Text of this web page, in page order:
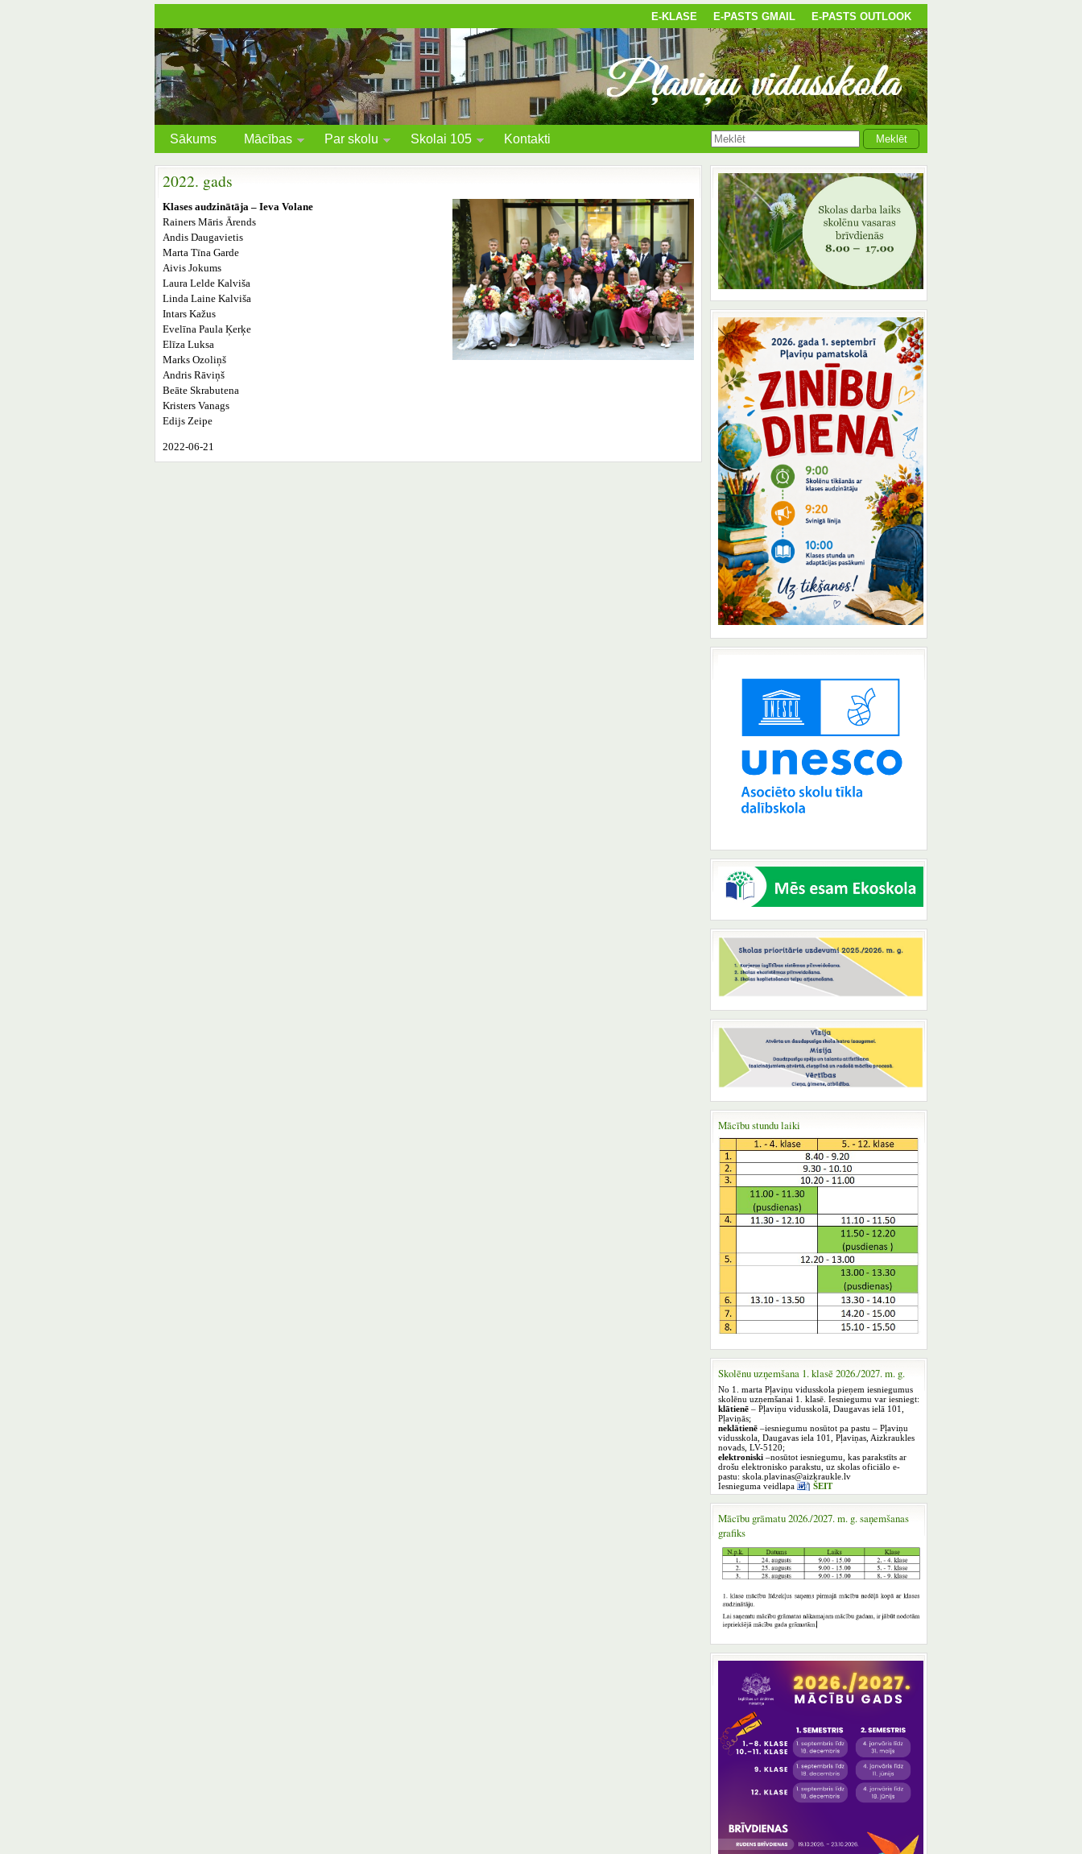
E-KLASE E-PASTS GMAIL E-PASTS OUTLOOK
Sākums Mācības Par skolu Skolai 105 Kontakti
2022. gads
Klases audzinātāja – Ieva Volane
Rainers Māris Ārends
Andis Daugavietis
Marta Tīna Garde
Aivis Jokums
Laura Lelde Kalviša
Linda Laine Kalviša
Intars Kažus
Evelīna Paula Ķerķe
Elīza Luksa
Marks Ozoliņš
Andris Rāviņš
Beāte Skrabutena
Kristers Vanags
Edijs Zeipe
2022-06-21
Mācību stundu laiki
Skolēnu uzņemšana 1. klasē 2026./2027. m. g.
No 1. marta Pļaviņu vidusskola pieņem iesniegumus
skolēnu uzņemšanai 1. klasē. Iesniegumu var iesniegt:
klātienē – Pļaviņu vidusskolā, Daugavas ielā 101,
Pļaviņās;
neklātienē –iesniegumu nosūtot pa pastu – Pļaviņu
vidusskola, Daugavas iela 101, Pļaviņas, Aizkraukles
novads, LV-5120;
elektroniski –nosūtot iesniegumu, kas parakstīts ar
drošu elektronisko parakstu, uz skolas oficiālo e-
pastu: skola.plavinas@aizkraukle.lv
Iesnieguma veidlapa
ŠEIT
Mācību grāmatu 2026./2027. m. g. saņemšanas
grafiks